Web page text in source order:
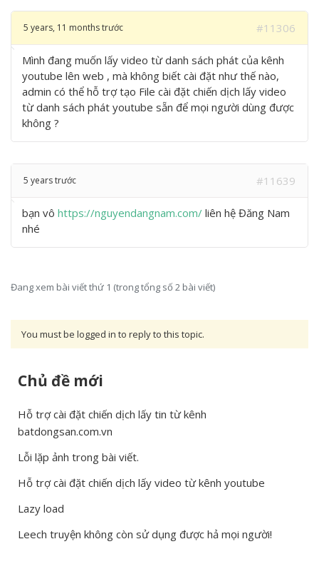
5 years, 11 months trước #11306
Mình đang muốn lấy video từ danh sách phát của kênh
youtube lên web , mà không biết cài đặt như thế nào,
admin có thể hỗ trợ tạo File cài đặt chiến dịch lấy video
từ danh sách phát youtube sẵn để mọi người dùng được
không ?
5 years trước #11639
bạn vô https://nguyendangnam.com/ liên hệ Đăng Nam
nhé
Đang xem bài viết thứ 1 (trong tổng số 2 bài viết)
You must be logged in to reply to this topic.
Chủ đề mới
Hỗ trợ cài đặt chiến dịch lấy tin từ kênh
batdongsan.com.vn
Lỗi lặp ảnh trong bài viết.
Hỗ trợ cài đặt chiến dịch lấy video từ kênh youtube
Lazy load
Leech truyện không còn sử dụng được hả mọi người!